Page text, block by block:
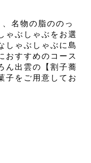
名物の脂ののっ
ゃぶしゃぶをお選
しゃぶしゃぶに島
おすすめのコース
ん出雲の【割子蕎
子をご用意してお